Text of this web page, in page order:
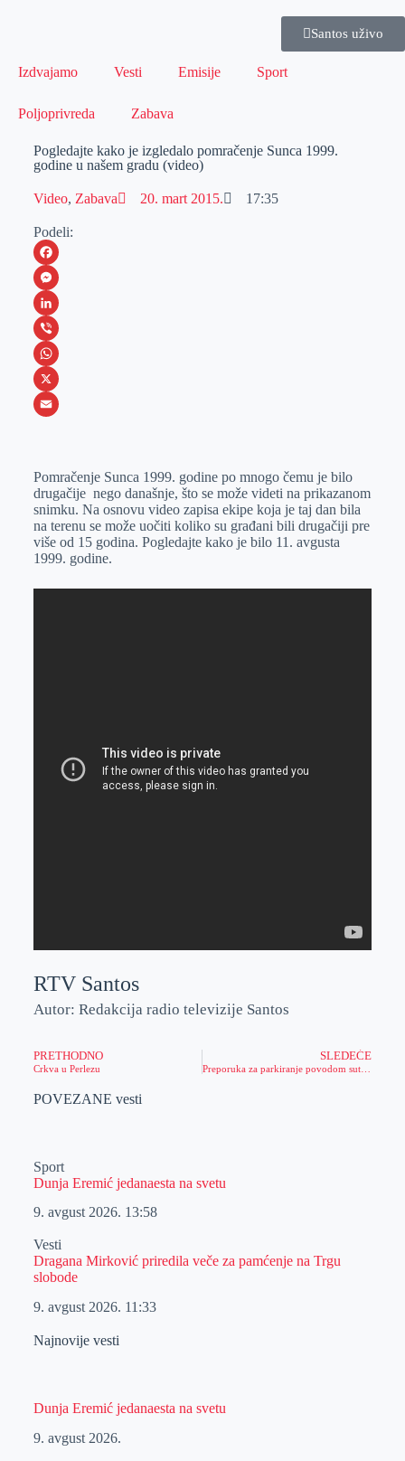
Santos uživo
Izdvajamo Vesti Emisije Sport
Poljoprivreda Zabava
Pogledajte kako je izgledalo pomračenje Sunca 1999.
godine u našem gradu (video)
Video, Zabava 20. mart 2015. 17:35
Podeli:
F
a
c
e
b
o
M
e
s
s
e
e
r
L
i
n
k
I
n
V
i
b
W
h
s
A
p
p
X
a
i
l
Pomračenje Sunca 1999. godine po mnogo čemu je bilo
drugačije nego današnje, što se može videti na prikazanom
snimku. Na osnovu video zapisa ekipe koja je taj dan bila
na terenu se može uočiti koliko su građani bili drugačiji pre
više od 15 godina. Pogledajte kako je bilo 11. avgusta
1999. godine.
RTV Santos
Autor: Redakcija radio televizije Santos
PRETHODNO
Crkva u Perlezu
SLEDEĆE
POVEZANE vesti
Sport
Dunja Eremić jedanaesta na svetu
9. avgust 2026. 13:58
Vesti
Dragana Mirković priredila veče za pamćenje na Trgu
slobode
9. avgust 2026. 11:33
Najnovije vesti
Dunja Eremić jedanaesta na svetu
9. avgust 2026.